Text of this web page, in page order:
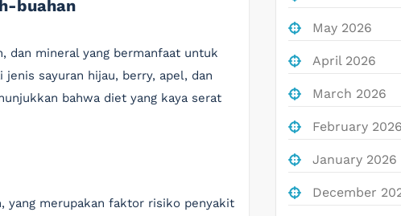
buahan
dan mineral yang bermanfaat untuk
sayuran hijau, berry, apel, dan
bahwa diet yang kaya serat
yang merupakan faktor risiko penyakit
May 2026
April 2026
March 2026
February 2026
January 2026
December